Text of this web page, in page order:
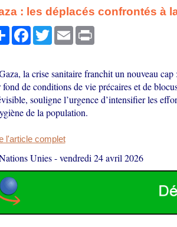
: les déplacés confrontés à
PartagerFacebook
TwitterEmail Print
la crise sanitaire franchit un nouveau
fond de conditions de vie précaires et de
souligne l’urgence d’intensifier les
de la population.
l'article complet
Unies-vendredi 24 avril 2026